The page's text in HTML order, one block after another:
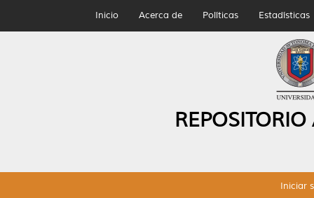
Inicio Acerca de Políticas Estadísticas
Iniciar